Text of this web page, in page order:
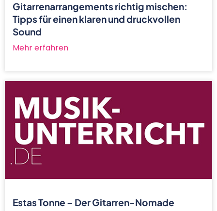
Gitarrenarrangements richtig mischen:
Tipps für einen klaren und druckvollen
Sound
Mehr erfahren
Estas Tonne – Der Gitarren-Nomade